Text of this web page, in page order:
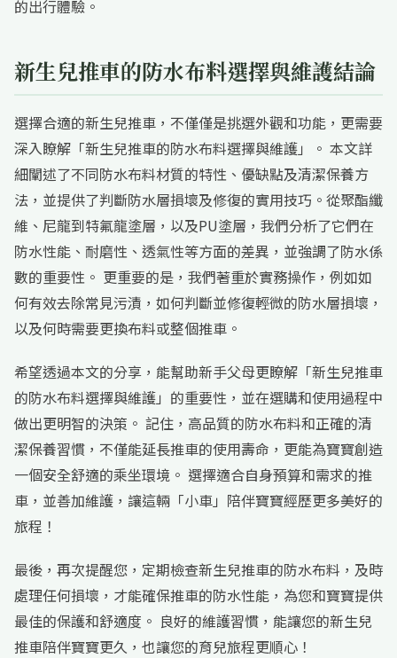
的出行體驗。
新生兒推車的防水布料選擇與維護結論
選擇合適的新生兒推車，不僅僅是挑選外觀和功能，更需要
深入瞭解「新生兒推車的防水布料選擇與維護」。 本文詳
細闡述了不同防水布料材質的特性、優缺點及清潔保養方
法，並提供了判斷防水層損壞及修復的實用技巧。從聚酯纖
維、尼龍到特氟龍塗層，以及PU塗層，我們分析了它們在
防水性能、耐磨性、透氣性等方面的差異，並強調了防水係
數的重要性。 更重要的是，我們著重於實務操作，例如如
何有效去除常見污漬，如何判斷並修復輕微的防水層損壞，
以及何時需要更換布料或整個推車。
希望透過本文的分享，能幫助新手父母更瞭解「新生兒推車
的防水布料選擇與維護」的重要性，並在選購和使用過程中
做出更明智的決策。 記住，高品質的防水布料和正確的清
潔保養習慣，不僅能延長推車的使用壽命，更能為寶寶創造
一個安全舒適的乘坐環境。 選擇適合自身預算和需求的推
車，並善加維護，讓這輛「小車」陪伴寶寶經歷更多美好的
旅程！
最後，再次提醒您，定期檢查新生兒推車的防水布料，及時
處理任何損壞，才能確保推車的防水性能，為您和寶寶提供
最佳的保護和舒適度。 良好的維護習慣，能讓您的新生兒
推車陪伴寶寶更久，也讓您的育兒旅程更順心！